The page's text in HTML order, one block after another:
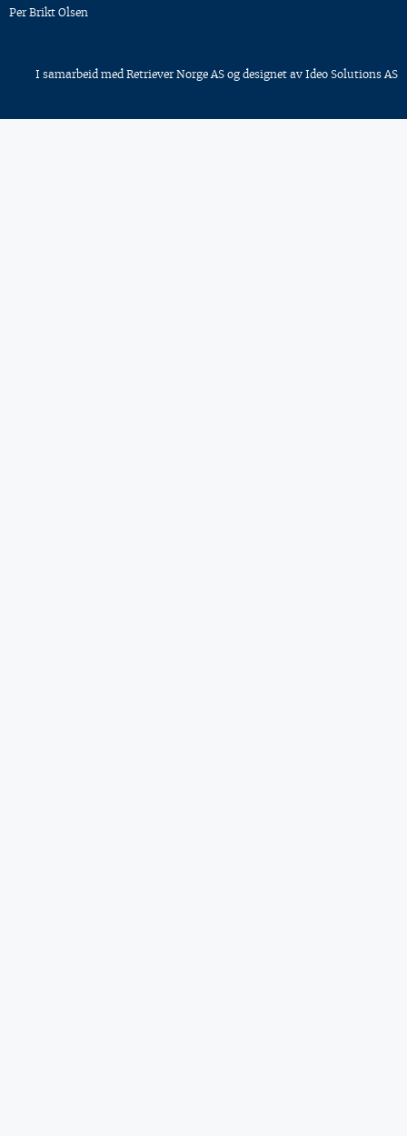
Per Brikt Olsen
I samarbeid med Retriever Norge AS og designet av Ideo Solutions AS